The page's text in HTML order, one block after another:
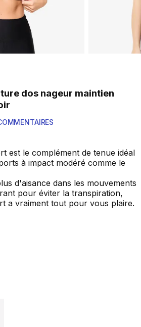
8384 reviews
est le complément de tenue idéal
à impact modéré comme le
d'aisance dans les mouvements
pour éviter la transpiration,
a vraiment tout pour vous plaire.